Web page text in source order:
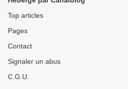
Top articles
Pages
Contact
Signaler un abus
C.G.U.